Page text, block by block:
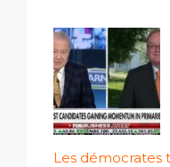
Les démocrates